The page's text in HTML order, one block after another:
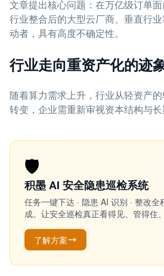
文章提出核心问题：在万亿级订单
行业整合后的大型云厂商、垂直行
动者，具有高度不确定性。
行业走向重资产化的迹
随着算力需求上升，行业从轻资产
转变，企业需重新审视资本结构与长
🛡️
积墨 AI 安全隐患巡检系统
任务一键下达 · 隐患 AI 识别 · 整改全
成。让安全巡检真正看得见、管得住
了解方案